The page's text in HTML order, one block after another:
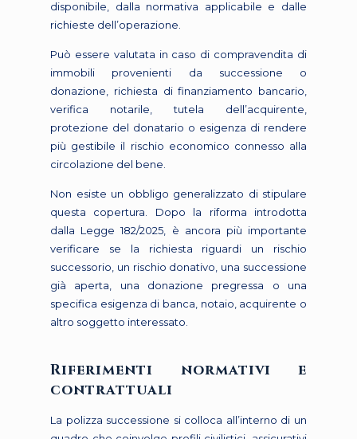
disponibile, dalla normativa applicabile e dalle
richieste dell’operazione.
Può essere valutata in caso di compravendita di
immobili provenienti da successione o
donazione, richiesta di finanziamento bancario,
verifica notarile, tutela dell’acquirente,
protezione del donatario o esigenza di rendere
più gestibile il rischio economico connesso alla
circolazione del bene.
Non esiste un obbligo generalizzato di stipulare
questa copertura. Dopo la riforma introdotta
dalla Legge 182/2025, è ancora più importante
verificare se la richiesta riguardi un rischio
successorio, un rischio donativo, una successione
già aperta, una donazione pregressa o una
specifica esigenza di banca, notaio, acquirente o
altro soggetto interessato.
Riferimenti normativi e
contrattuali
La polizza successione si colloca all’interno di un